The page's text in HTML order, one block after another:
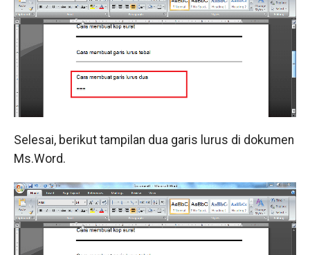
Selesai, berikut tampilan dua garis lurus di dokumen
Ms.Word.